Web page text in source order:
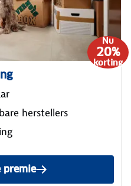
Nu
20%
korting
herstellers
premie
de ANWB